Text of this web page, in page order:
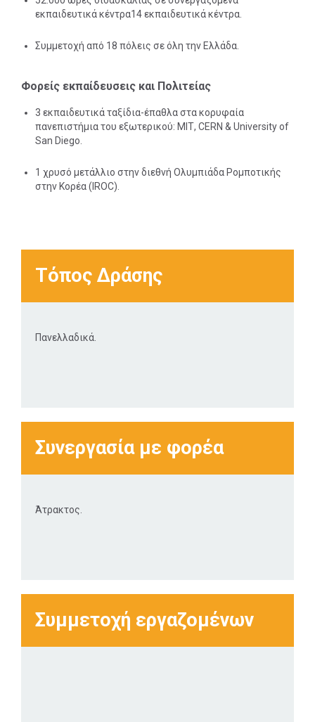
εκπαιδευτικά κέντρα14 εκπαιδευτικά κέντρα.
Συμμετοχή από 18 πόλεις σε όλη την Ελλάδα.
Φορείς εκπαίδευσεις και Πολιτείας
3 εκπαιδευτικά ταξίδια-έπαθλα στα κορυφαία
πανεπιστήμια του εξωτερικού: ΜΙΤ, CERN & University of
San Diego.
1 χρυσό μετάλλιο στην διεθνή Ολυμπιάδα Ρομποτικής
στην Κορέα (IROC).
Τόπος Δράσης
Πανελλαδικά.
Συνεργασία με φορέα
Άτρακτος.
Συμμετοχή εργαζομένων